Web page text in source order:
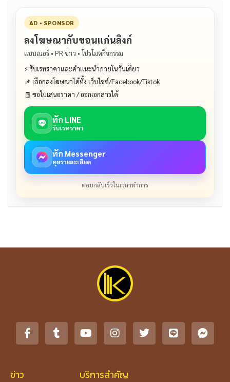
AD • SPONSOR
ลงโฆษณากับขอนแก่นลิงก์
แบนเนอร์ • PR ข่าว • โปรโมตกิจกรรม
⚡ รับเรทราคาและคำแนะนำภายในวันเดียว
📌 เลือกลงโฆษณาได้ทั้ง เว็บไซต์/Facebook/Tiktok
🧾 ขอใบเสนอราคา / ออกเอกสารได้
ทัก LINE
รับเรทราคา
ทัก Messenger
คุยรายละเอียด
ตอบกลับเร็วในเวลาทำการ
ข่าว บริการสำคัญ